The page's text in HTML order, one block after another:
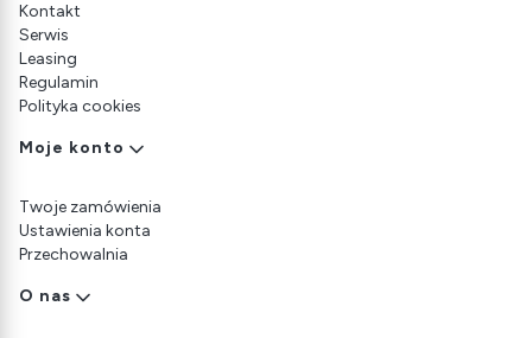
Kontakt
Serwis
Leasing
Regulamin
Polityka cookies
Moje konto
Twoje zamówienia
Ustawienia konta
Przechowalnia
O nas